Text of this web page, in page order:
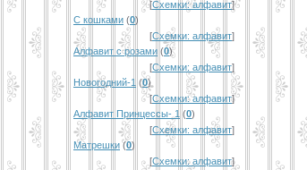
[Схемки: алфавит]
С кошками (0)
[Схемки: алфавит]
Алфавит с розами (0)
[Схемки: алфавит]
Новогодний-1 (0)
[Схемки: алфавит]
Алфавит Принцессы- 1 (0)
[Схемки: алфавит]
Матрешки (0)
[Схемки: алфавит]